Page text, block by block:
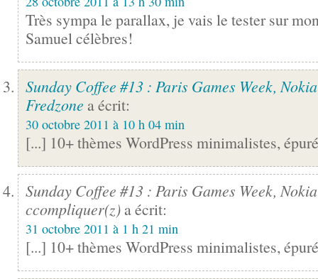
Très sympa le parallax, je vais le tester sur
Samuelcélèbres!
Sunday Coffee #13 : Paris Games Week,
Fredzone a écrit:
30 octobre 2011 à 10 h 04 min
[...] 10+ thèmes WordPress minimalistes,
Sunday Coffee #13 : Paris Games Week,
ccompliquer(z) a écrit:
31 octobre 2011 à 1 h 21 min
[...] 10+ thèmes WordPress minimalistes,